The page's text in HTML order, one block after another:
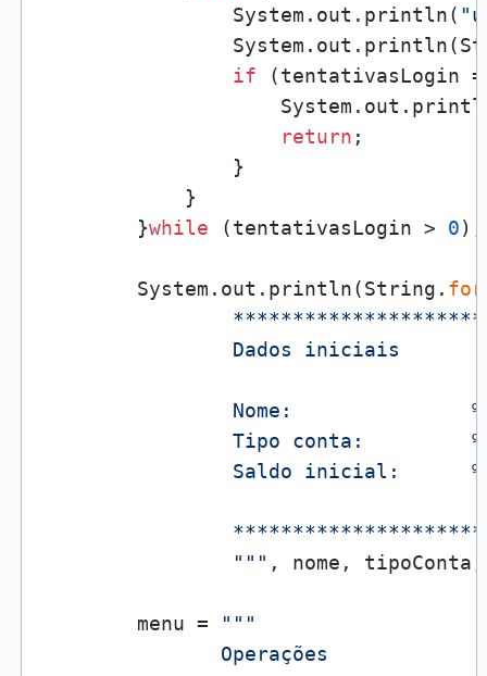
                System.out.println(
if (tentativasLogin
return ;
                }
            }
        }
while (tentativasLogin > 0);
        System.out.println(String.
                Dados iniciais
Nome:
Tipo conta:
Saldo inicial:
                """
, nome,
        menu =
"""
               Operações